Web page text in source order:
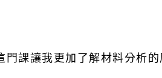
課讓我更加了解材料分析